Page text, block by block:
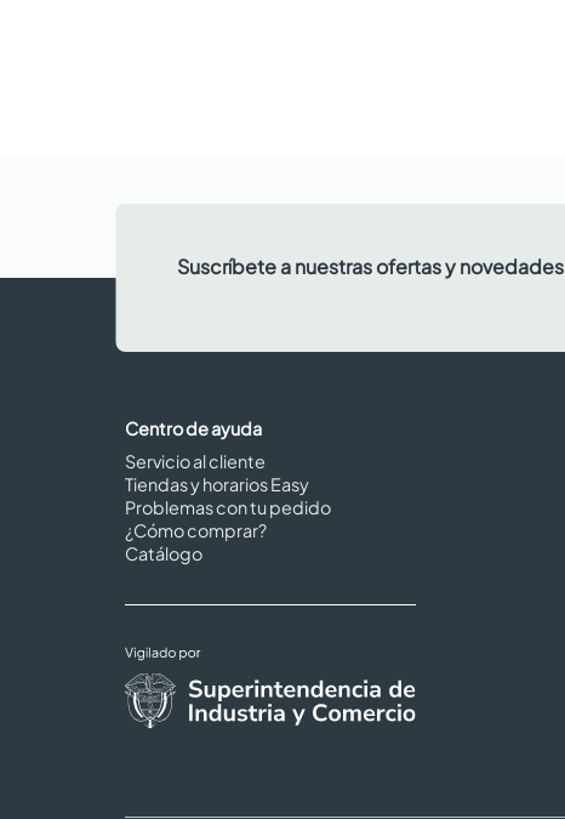
Suscríbete a nuestras ofertas y novedades
Centro de ayuda
Servicio al cliente
Tiendas y horarios Easy
Problemas con tu pedido
¿Cómo comprar?
Catálogo